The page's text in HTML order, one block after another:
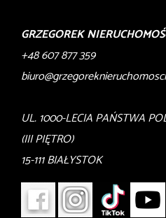
GRZEGOREK
+48 607 877 359
UL. 1000-LECIA PAŃSTWA
(III PIĘTRO)
15-111 BIAŁYSTOK